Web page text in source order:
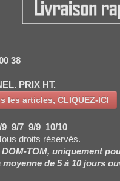
38
PRIX HT.
les articles, CLIQUEZ-ICI
9 9/7 9/9 10/10
droits réservés.
TOM, uniquement
de 5 à 10 jours